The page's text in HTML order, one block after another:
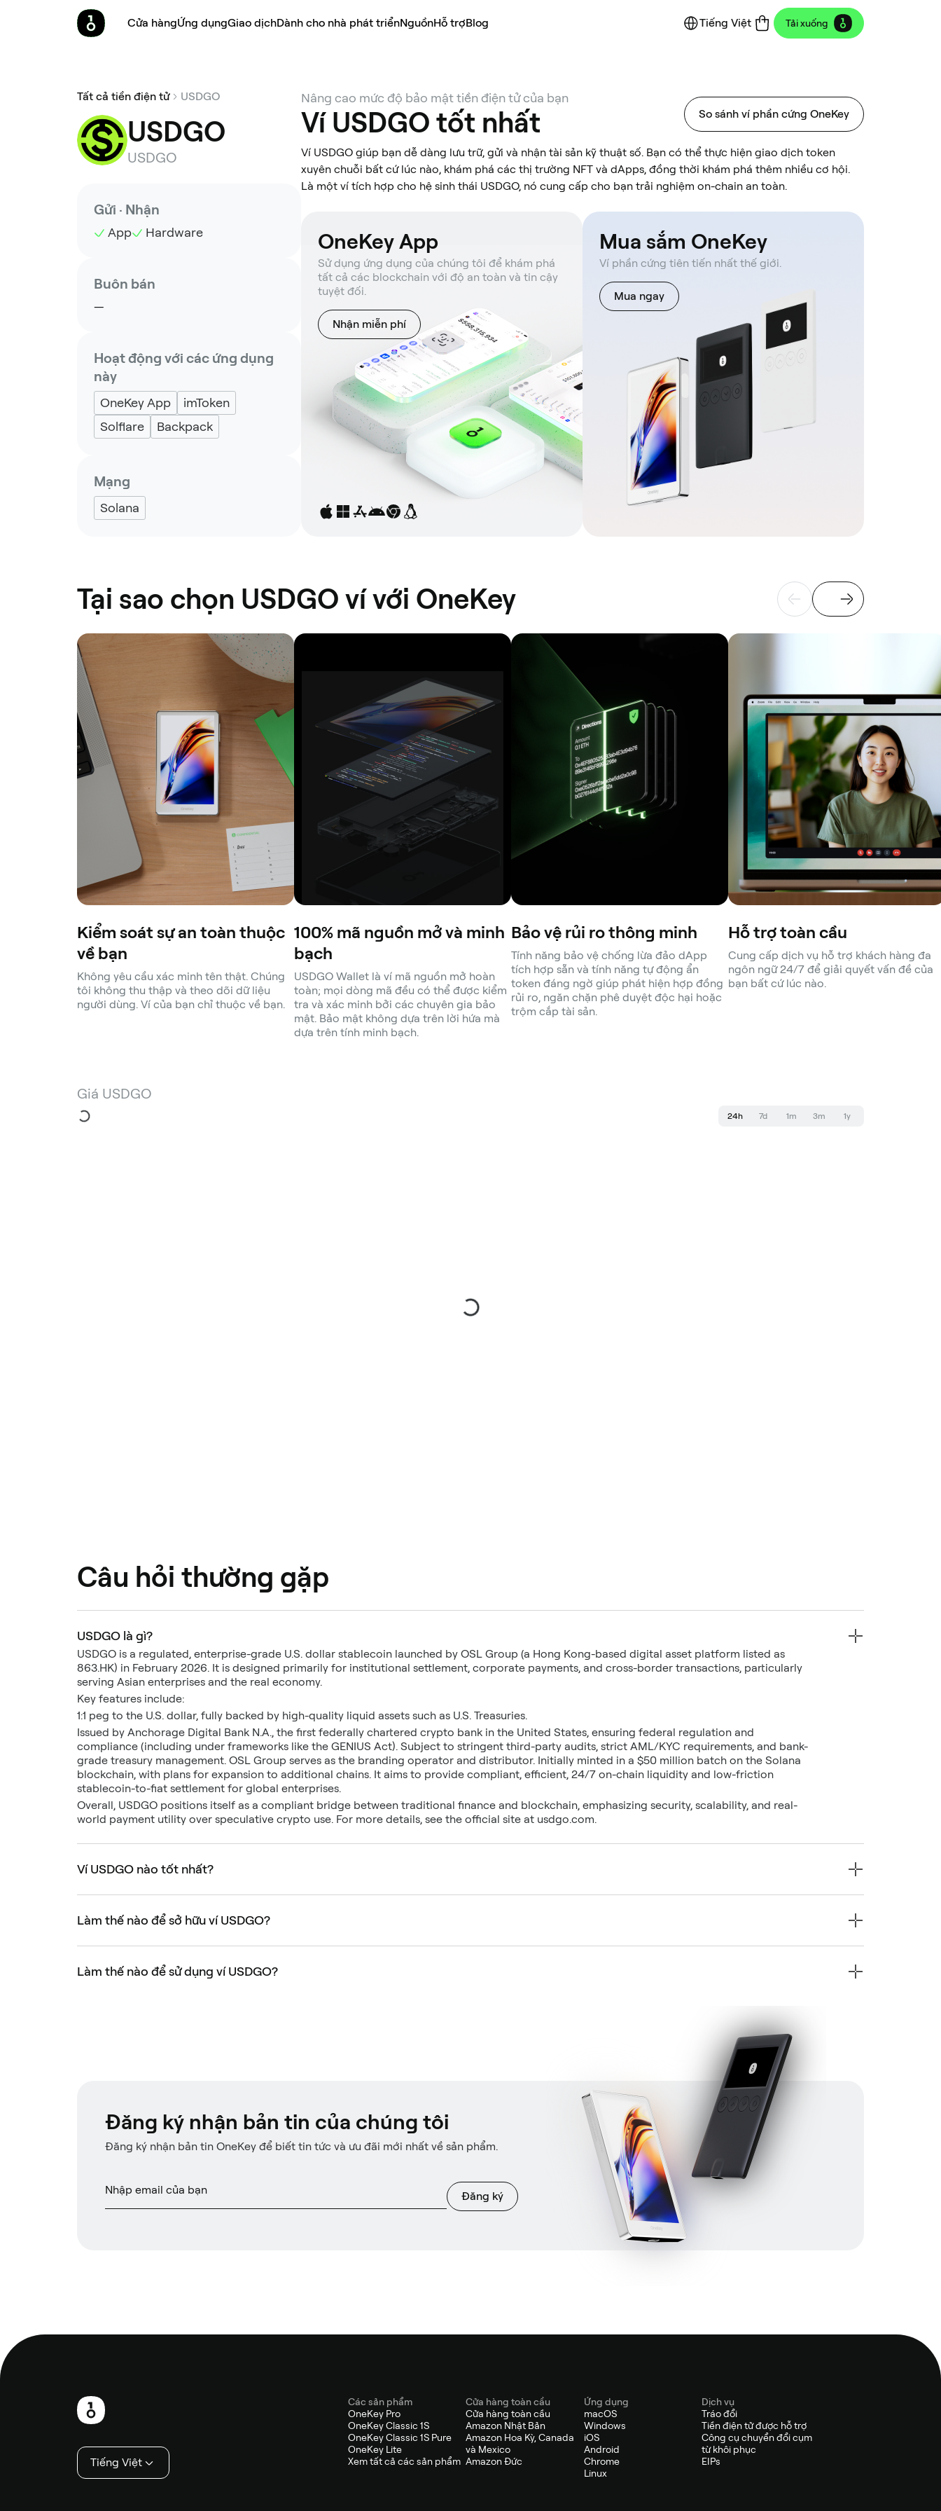
Cửa hàngỨng dụngGiao dịchDành cho nhà phát triểnNguồnHỗ trợBlog Tiếng Việt Tải xuống
Tất cả tiền điện tử USDGO
USDGO
USDGO
Gửi · Nhận
App Hardware
Buôn bán
—
Hoạt động với các ứng dụng
này
OneKey App
imToken
Solflare
Backpack
Mạng
Solana
Nâng cao mức độ bảo mật tiền điện tử của bạn
Ví USDGO tốt nhất So sánh ví phần cứng OneKey
Ví USDGO giúp bạn dễ dàng lưu trữ, gửi và nhận tài sản kỹ thuật số. Bạn có thể thực hiện giao dịch token
xuyên chuỗi bất cứ lúc nào, khám phá các thị trường NFT và dApps, đồng thời khám phá thêm nhiều cơ hội.
Là một ví tích hợp cho hệ sinh thái USDGO, nó cung cấp cho bạn trải nghiệm on-chain an toàn.
OneKey App
Sử dụng ứng dụng của chúng tôi để khám phá
tất cả các blockchain với độ an toàn và tin cậy
tuyệt đối.
Nhận miễn phí
Mua sắm OneKey
Ví phần cứng tiên tiến nhất thế giới.
Mua ngay
Tại sao chọn USDGO ví với OneKey
Kiểm soát sự an toàn thuộc
về bạn
Không yêu cầu xác minh tên thật. Chúng
tôi không thu thập và theo dõi dữ liệu
người dùng. Ví của bạn chỉ thuộc về bạn.
100% mã nguồn mở và minh
bạch
USDGO Wallet là ví mã nguồn mở hoàn
toàn; mọi dòng mã đều có thể được kiểm
tra và xác minh bởi các chuyên gia bảo
mật. Bảo mật không dựa trên lời hứa mà
dựa trên tính minh bạch.
Bảo vệ rủi ro thông minh
Tính năng bảo vệ chống lừa đảo dApp
tích hợp sẵn và tính năng tự động ẩn
token đáng ngờ giúp phát hiện hợp đồng
rủi ro, ngăn chặn phê duyệt độc hại hoặc
trộm cắp tài sản.
Hỗ trợ toàn cầu
Cung cấp dịch vụ hỗ trợ khách hàng đa
ngôn ngữ 24/7 để giải quyết vấn đề của
bạn bất cứ lúc nào.
Giá USDGO
24h 7d 1m 3m 1y
Câu hỏi thường gặp
USDGO là gì?
USDGO is a regulated, enterprise-grade U.S. dollar stablecoin launched by OSL Group (a Hong Kong-based digital asset platform listed as
863.HK) in February 2026. It is designed primarily for institutional settlement, corporate payments, and cross-border transactions, particularly
serving Asian enterprises and the real economy.
Key features include:
1:1 peg to the U.S. dollar, fully backed by high-quality liquid assets such as U.S. Treasuries.
Issued by Anchorage Digital Bank N.A., the first federally chartered crypto bank in the United States, ensuring federal regulation and
compliance (including under frameworks like the GENIUS Act). Subject to stringent third-party audits, strict AML/KYC requirements, and bank-
grade treasury management. OSL Group serves as the branding operator and distributor. Initially minted in a $50 million batch on the Solana
blockchain, with plans for expansion to additional chains. It aims to provide compliant, efficient, 24/7 on-chain liquidity and low-friction
stablecoin-to-fiat settlement for global enterprises.
Overall, USDGO positions itself as a compliant bridge between traditional finance and blockchain, emphasizing security, scalability, and real-
world payment utility over speculative crypto use. For more details, see the official site at usdgo.com.
Ví USDGO nào tốt nhất?
Làm thế nào để sở hữu ví USDGO?
Làm thế nào để sử dụng ví USDGO?
Đăng ký nhận bản tin của chúng tôi
Đăng ký nhận bản tin OneKey để biết tin tức và ưu đãi mới nhất về sản phẩm.
Đăng ký
Tiếng Việt
Các sản phẩm
OneKey Pro
OneKey Classic 1S
OneKey Classic 1S Pure
OneKey Lite
Xem tất cả các sản phẩm
Cửa hàng toàn cầu
Cửa hàng toàn cầu
Amazon Nhật Bản
Amazon Hoa Kỳ, Canada
và Mexico
Amazon Đức
Ứng dụng
macOS
Windows
iOS
Android
Chrome
Linux
Dịch vụ
Tráo đổi
Tiền điện tử được hỗ trợ
Công cụ chuyển đổi cụm
từ khôi phục
EIPs